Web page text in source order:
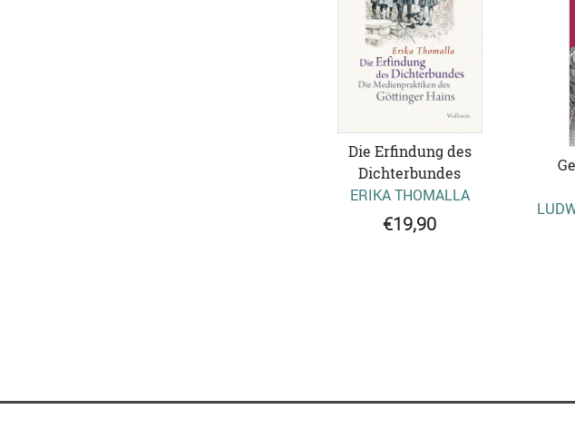
Die Erfindung des
Dichterbundes
ERIKA THOMALLA
€19,90